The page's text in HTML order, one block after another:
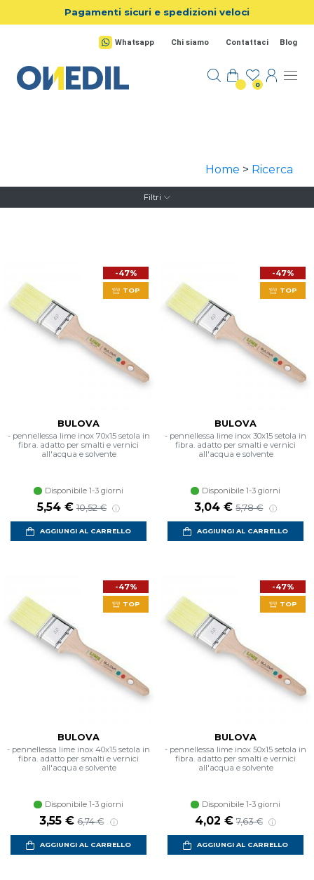
Salta al contenuto principale
Pagamenti sicuri e spedizioni veloci
Whatsapp Chi siamo Contattaci Blog
0
Home > Ricerca
Filtri
-47%
TOP
BULOVA
- pennellessa lime inox 70x15 setola in
fibra. adatto per smalti e vernici
all'acqua e solvente
Disponibile 1-3 giorni
Prezzo scontato
5,54 € Prezzo di listino
10,52 €
AGGIUNGI AL CARRELLO
-47%
TOP
BULOVA
- pennellessa lime inox 30x15 setola in
fibra. adatto per smalti e vernici
all'acqua e solvente
Disponibile 1-3 giorni
Prezzo scontato
3,04 € Prezzo di listino
5,78 €
AGGIUNGI AL CARRELLO
-47%
TOP
BULOVA
- pennellessa lime inox 40x15 setola in
fibra. adatto per smalti e vernici
all'acqua e solvente
Disponibile 1-3 giorni
Prezzo scontato
3,55 € Prezzo di listino
6,74 €
AGGIUNGI AL CARRELLO
-47%
TOP
BULOVA
- pennellessa lime inox 50x15 setola in
fibra. adatto per smalti e vernici
all'acqua e solvente
Disponibile 1-3 giorni
Prezzo scontato
4,02 € Prezzo di listino
7,63 €
AGGIUNGI AL CARRELLO